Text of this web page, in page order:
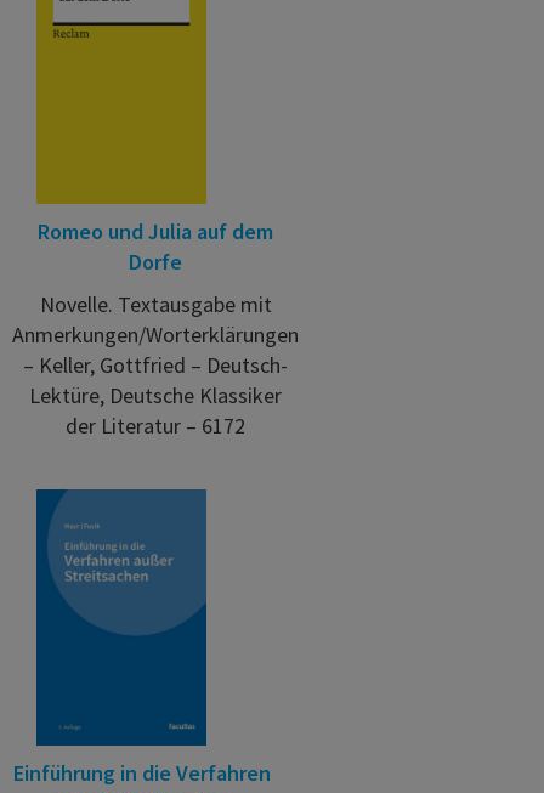
Romeo und Julia auf dem
Dorfe
Novelle. Textausgabe mit
Anmerkungen/Worterklärungen
– Keller, Gottfried – Deutsch-
Lektüre, Deutsche Klassiker
der Literatur – 6172
Einführung in die Verfahren